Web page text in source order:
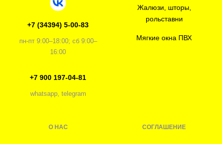
+7 (34394) 5-00-83
пн-пт 9:00–18:00; сб 9:00–
16:00
+7 900 197-04-81
whatsapp, telegram
Жалюзи, шторы,
рольставни
Мягкие окна ПВХ
О НАС СОГЛАШЕНИЕ